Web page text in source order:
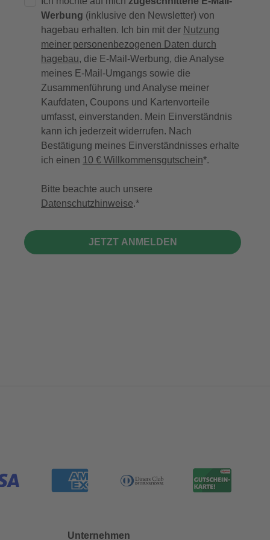
Werbung (inklusive den Newsletter) von
hagebau erhalten. Ich bin mit der Nutzung
meiner personenbezogenen Daten durch
hagebau, die E-Mail-Werbung, die Analyse
meines E-Mail-Umgangs sowie die
Zusammenführung und Analyse meiner
Kaufdaten, Coupons und Kartenvorteile
umfasst, einverstanden. Mein Einverständnis
kann ich jederzeit widerrufen. Nach
Bestätigung meines Einverständnisses erhalte
ich einen 10 € Willkommensgutschein*.
Bitte beachte auch unsere
Datenschutzhinweise.
JETZT ANMELDEN
Unternehmen